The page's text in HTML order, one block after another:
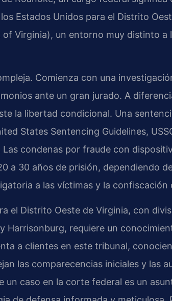
Estados Unidos para el Distrito
Virginia), un entorno muy distinto a
Comienza con una
ante un gran jurado. A
la libertad condicional. Una
States Sentencing Guidelines,
condenas por fraude con
a 30 años de prisión, dependiendo
a las víctimas y la confiscación
el Distrito Oeste de Virginia, con
Harrisonburg, requiere un
a clientes en este tribunal,
las comparecencias iniciales y las
un caso en la corte federal es un